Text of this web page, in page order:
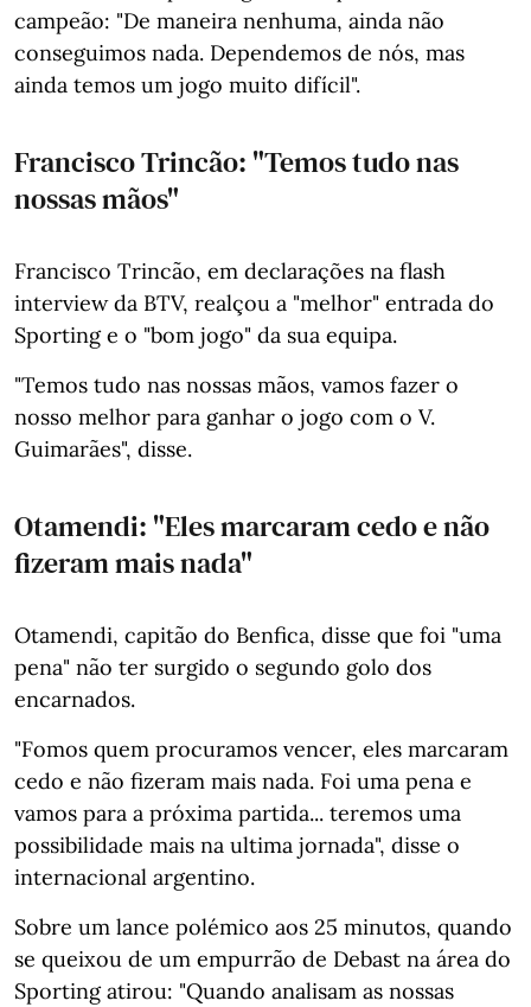
campeão: "De maneira nenhuma, ainda não
conseguimos nada. Dependemos de nós, mas
ainda temos um jogo muito difícil".
Francisco Trincão: "Temos tudo nas
nossas mãos"
Francisco Trincão, em declarações na flash
interview da BTV, realçou a "melhor" entrada do
Sporting e o "bom jogo" da sua equipa.
"Temos tudo nas nossas mãos, vamos fazer o
nosso melhor para ganhar o jogo com o V.
Guimarães", disse.
Otamendi: "Eles marcaram cedo e não
fizeram mais nada"
Otamendi, capitão do Benfica, disse que foi "uma
pena" não ter surgido o segundo golo dos
encarnados.
"Fomos quem procuramos vencer, eles marcaram
cedo e não fizeram mais nada. Foi uma pena e
vamos para a próxima partida... teremos uma
possibilidade mais na ultima jornada", disse o
internacional argentino.
Sobre um lance polémico aos 25 minutos, quando
se queixou de um empurrão de Debast na área do
Sporting atirou: "Quando analisam as nossas